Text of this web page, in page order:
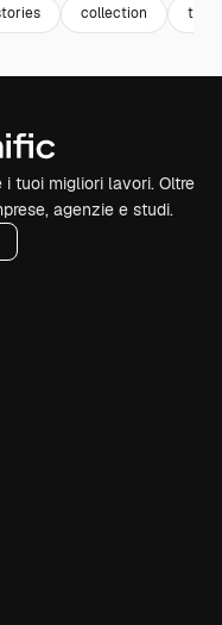
collection
tuoi migliori lavori. Oltre
agenzie e studi.